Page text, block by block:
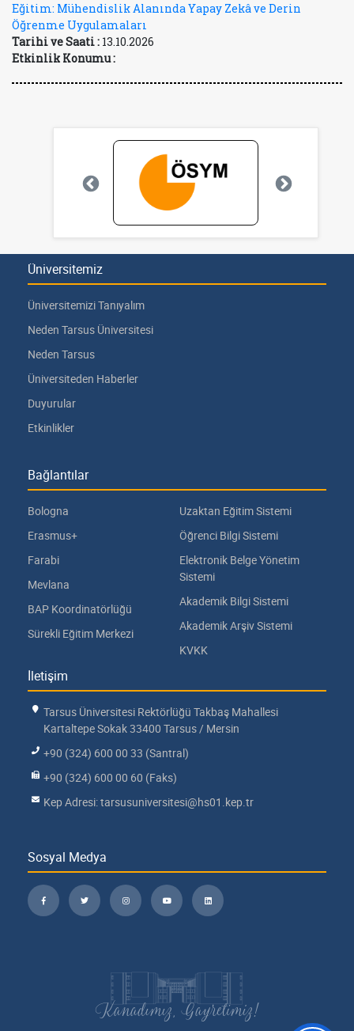
Eğitim: Mühendislik Alanında Yapay Zekâ ve Derin
Öğrenme Uygulamaları
Tarihi ve Saati : 13.10.2026
Etkinlik Konumu :
Üniversitemiz
Üniversitemizi Tanıyalım
Neden Tarsus Üniversitesi
Neden Tarsus
Üniversiteden Haberler
Duyurular
Etkinlikler
Bağlantılar
Bologna
Erasmus+
Farabi
Mevlana
BAP Koordinatörlüğü
Sürekli Eğitim Merkezi
Uzaktan Eğitim Sistemi
Öğrenci Bilgi Sistemi
Elektronik Belge Yönetim
Sistemi
Akademik Bilgi Sistemi
Akademik Arşiv Sistemi
KVKK
İletişim
Tarsus Üniversitesi Rektörlüğü Takbaş Mahallesi
Kartaltepe Sokak 33400 Tarsus / Mersin
+90 (324) 600 00 33 (Santral)
+90 (324) 600 00 60 (Faks)
Kep Adresi: tarsusuniversitesi@hs01.kep.tr
Sosyal Medya
Kanadımız, Gayretimiz!